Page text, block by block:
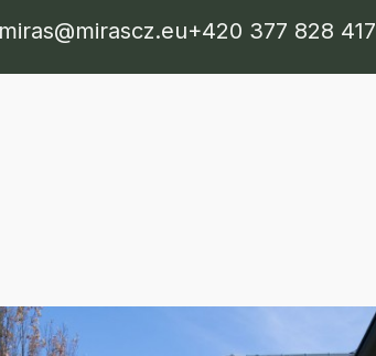
miras@mirascz.eu+420 377 828 417